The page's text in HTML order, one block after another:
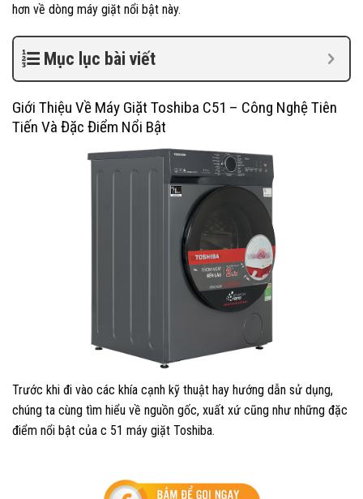
hơn về dòng máy giặt nổi bật này.
Mục lục bài viết
Giới Thiệu Về Máy Giặt Toshiba C51 – Công Nghệ Tiên
Tiến Và Đặc Điểm Nổi Bật
Trước khi đi vào các khía cạnh kỹ thuật hay hướng dẫn sử dụng,
chúng ta cùng tìm hiểu về nguồn gốc, xuất xứ cũng như những đặc
điểm nổi bật của c 51 máy giặt Toshiba.